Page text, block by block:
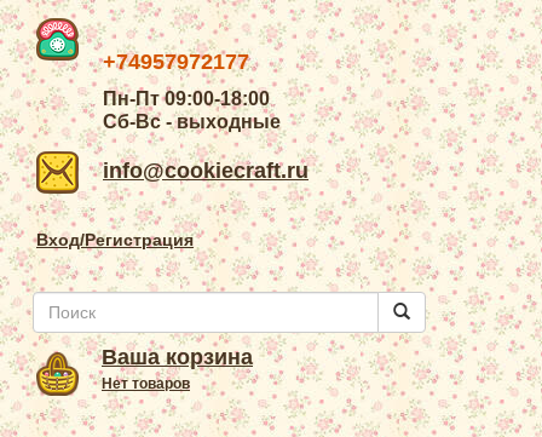
+74957972177
Пн-Пт 09:00-18:00
Сб-Вс - выходные
info@cookiecraft.ru
Вход/Регистрация
Ваша корзина
Нет товаров